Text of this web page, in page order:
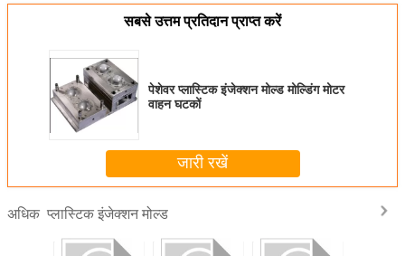
सबसे उत्तम प्रतिदान प्राप्त करें
पेशेवर प्लास्टिक इंजेक्शन मोल्ड मोल्डिंग मोटर
वाहन घटकों
जारी रखें
अधिक प्लास्टिक इंजेक्शन मोल्ड